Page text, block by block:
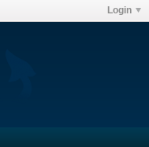
Login